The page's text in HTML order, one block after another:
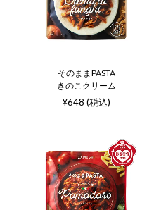
そのままPASTA
きのこクリーム
¥648 (税込)